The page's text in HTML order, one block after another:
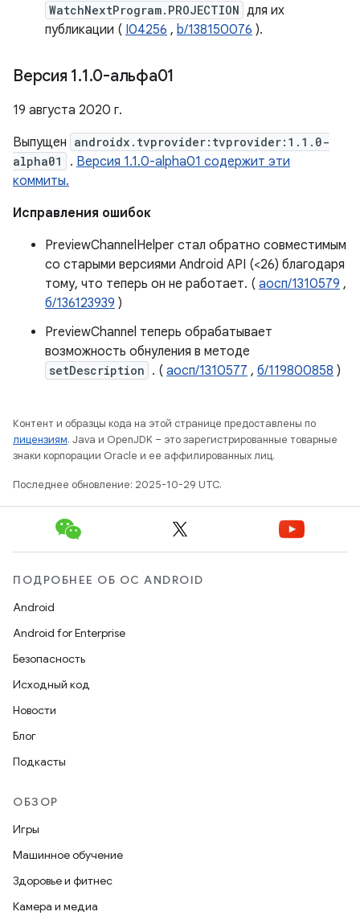
WatchNextProgram.PROJECTION для их
публикации ( I04256 , b/138150076 ).
Версия 1.1.0-альфа01
19 августа 2020 г.
Выпущен androidx.tvprovider:tvprovider:1.1.0-
alpha01
. Версия 1.1.0-alpha01 содержит эти
коммиты.
Исправления ошибок
PreviewChannelHelper стал обратно совместимым
со старыми версиями Android API (<26) благодаря
тому, что теперь он не работает. ( аосп/1310579 ,
б/136123939 )
PreviewChannel теперь обрабатывает
возможность обнуления в методе
setDescription . ( аосп/1310577 , б/119800858 )
Контент и образцы кода на этой странице предоставлены по
лицензиям. Java и OpenJDK – это зарегистрированные товарные
знаки корпорации Oracle и ее аффилированных лиц.
Последнее обновление: 2025-10-29 UTC.
ПОДРОБНЕЕ ОБ ОС ANDROID
Android
Android for Enterprise
Безопасность
Исходный код
Новости
Блог
Подкасты
ОБЗОР
Игры
Машинное обучение
Здоровье и фитнес
Камера и медиа